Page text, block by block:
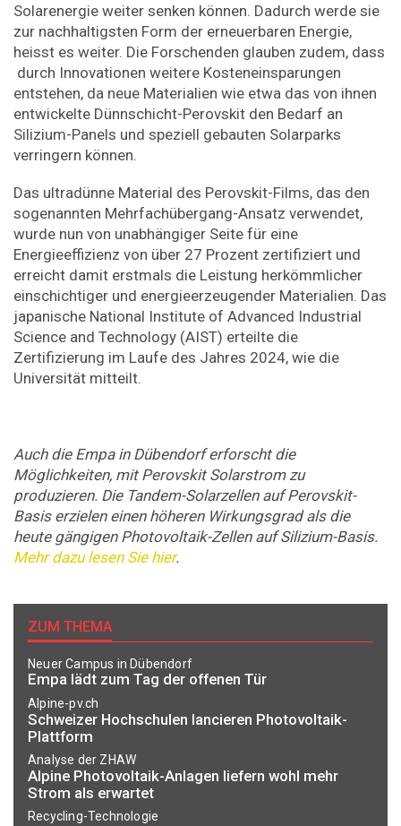
Solarenergie weiter senken können. Dadurch werde sie
zur nachhaltigsten Form der erneuerbaren Energie,
heisst es weiter. Die Forschenden glauben zudem, dass
durch Innovationen weitere Kosteneinsparungen
entstehen, da neue Materialien wie etwa das von ihnen
entwickelte Dünnschicht-Perovskit den Bedarf an
Silizium-Panels und speziell gebauten Solarparks
verringern können.
Das ultradünne Material des Perovskit-Films, das den
sogenannten Mehrfachübergang-Ansatz verwendet,
wurde nun von unabhängiger Seite für eine
Energieeffizienz von über 27 Prozent zertifiziert und
erreicht damit erstmals die Leistung herkömmlicher
einschichtiger und energieerzeugender Materialien. Das
japanische National Institute of Advanced Industrial
Science and Technology (AIST) erteilte die
Zertifizierung im Laufe des Jahres 2024, wie die
Universität mitteilt.
Auch die Empa in Dübendorf erforscht die
Möglichkeiten, mit Perovskit Solarstrom zu
produzieren. Die Tandem-Solarzellen auf Perovskit-
Basis erzielen einen höheren Wirkungsgrad als die
heute gängigen Photovoltaik-Zellen auf Silizium-Basis.
Mehr dazu lesen Sie hier.
ZUM THEMA
Neuer Campus in Dübendorf
Empa lädt zum Tag der offenen Tür
Alpine-pv.ch
Schweizer Hochschulen lancieren Photovoltaik-
Plattform
Analyse der ZHAW
Alpine Photovoltaik-Anlagen liefern wohl mehr
Strom als erwartet
Recycling-Technologie